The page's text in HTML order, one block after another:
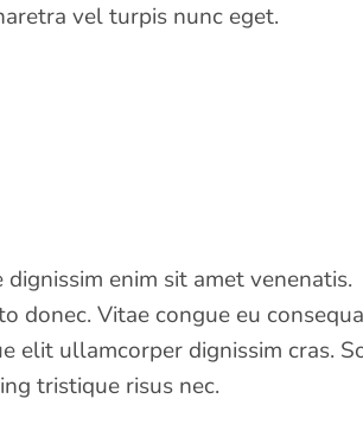
vel turpis nunc eget.
enim sit amet venenatis.
donec. Vitae congue eu
elit ullamcorper dignissim cras.
tristique risus nec.